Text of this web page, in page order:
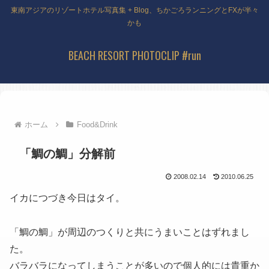
東南アジアのリゾートホテル写真集 + Blog、ちかごろランニングとFXが半々
かも
BEACH RESORT PHOTOCLIP #run
ホーム Food&Drink
「鯛の鯛」分解前
2008.02.14 2010.06.25
イカにつづき今日はタイ。
「鯛の鯛」が周辺のつくりと共にうまいことはずれまし
た。
バラバラになってしまうことが多いので個人的には貴重か